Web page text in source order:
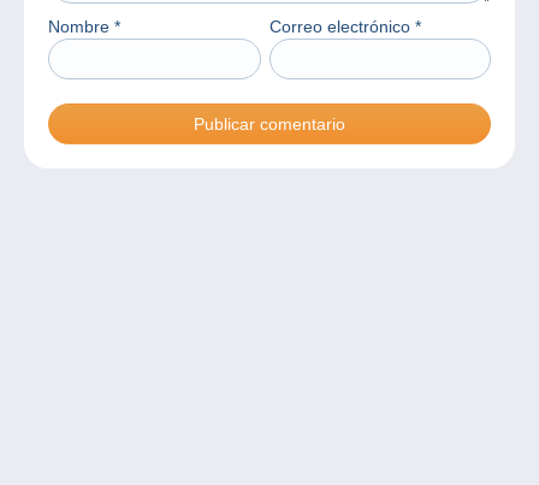
Nombre * Correo electrónico *